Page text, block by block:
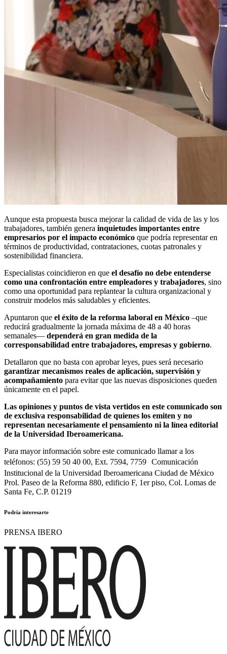
Aunque esta propuesta busca mejorar la calidad de vida de las y los
trabajadores, también genera inquietudes importantes entre
empresarios por el impacto económico que podría representar en
términos de productividad, contrataciones, cuotas patronales y
sostenibilidad financiera.
Especialistas coincidieron en que el desafío no debe entenderse
como una confrontación entre empleadores y trabajadores, sino
como una oportunidad para replantear la cultura organizacional y
construir modelos más saludables y eficientes.
Apuntaron que el éxito de la reforma laboral en México –que
reducirá gradualmente la jornada máxima de 48 a 40 horas
semanales— dependerá en gran medida de la
corresponsabilidad entre trabajadores, empresas y gobierno.
Detallaron que no basta con aprobar leyes, pues será necesario
garantizar mecanismos reales de aplicación, supervisión y
acompañamiento para evitar que las nuevas disposiciones queden
únicamente en el papel.
Las opiniones y puntos de vista vertidos en este comunicado son
de exclusiva responsabilidad de quienes los emiten y no
representan necesariamente el pensamiento ni la línea editorial
de la Universidad Iberoamericana.
Para mayor información sobre este comunicado llamar a los
teléfonos: (55) 59 50 40 00, Ext. 7594, 7759 Comunicación
Institucional de la Universidad Iberoamericana Ciudad de México
Prol. Paseo de la Reforma 880, edificio F, 1er piso, Col. Lomas de
Santa Fe, C.P. 01219
Podría interesarte
PRENSA IBERO